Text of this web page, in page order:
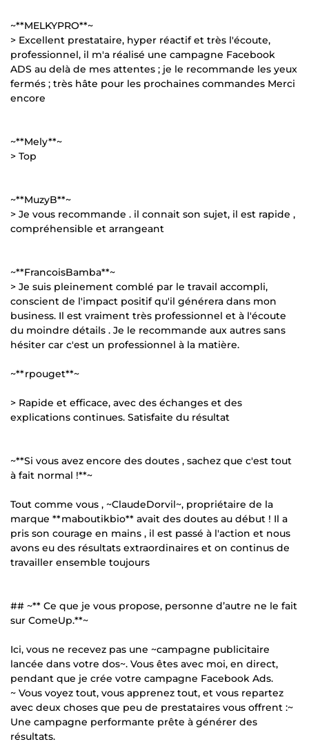
~**MELKYPRO**~
> Excellent prestataire, hyper réactif et très l'écoute,
professionnel, il m'a réalisé une campagne Facebook
ADS au delà de mes attentes ; je le recommande les yeux
fermés ; très hâte pour les prochaines commandes Merci
encore
~**Mely**~
> Top
~**MuzyB**~
> Je vous recommande . il connait son sujet, il est rapide ,
compréhensible et arrangeant
~**FrancoisBamba**~
> Je suis pleinement comblé par le travail accompli,
conscient de l'impact positif qu'il générera dans mon
business. Il est vraiment très professionnel et à l'écoute
du moindre détails . Je le recommande aux autres sans
hésiter car c'est un professionnel à la matière.
~**rpouget**~
> Rapide et efficace, avec des échanges et des
explications continues. Satisfaite du résultat
~**Si vous avez encore des doutes , sachez que c'est tout
à fait normal !**~
Tout comme vous , ~ClaudeDorvil~, propriétaire de la
marque **maboutikbio** avait des doutes au début ! Il a
pris son courage en mains , il est passé à l'action et nous
avons eu des résultats extraordinaires et on continus de
travailler ensemble toujours
## ~** Ce que je vous propose, personne d’autre ne le fait
sur ComeUp.**~
Ici, vous ne recevez pas une ~campagne publicitaire
lancée dans votre dos~. Vous êtes avec moi, en direct,
pendant que je crée votre campagne Facebook Ads.
~ Vous voyez tout, vous apprenez tout, et vous repartez
avec deux choses que peu de prestataires vous offrent :~
Une campagne performante prête à générer des
résultats.